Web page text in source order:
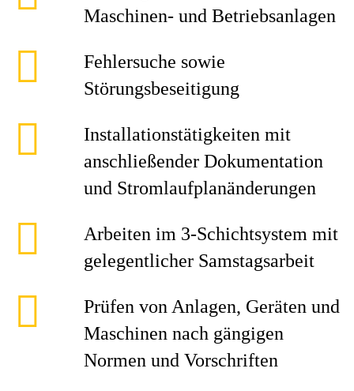
Maschinen- und Betriebsanlagen
Fehlersuche sowie
Störungsbeseitigung
Installationstätigkeiten mit
anschließender Dokumentation
und Stromlaufplanänderungen
Arbeiten im 3-Schichtsystem mit
gelegentlicher Samstagsarbeit
Prüfen von Anlagen, Geräten und
Maschinen nach gängigen
Normen und Vorschriften